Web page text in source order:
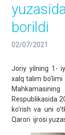
borildi
02/07/2021
Joriy yilning 1-
xalq talim bo'limi
Respublikasida
ko‘rish va uni
Qarori ijrosi